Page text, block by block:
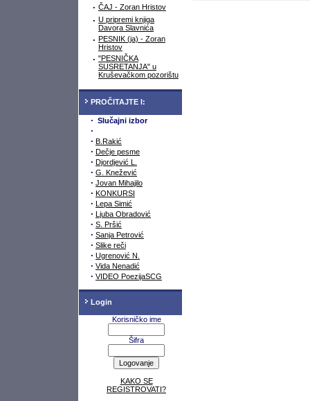
· ČAJ - Zoran Hristov
· U pripremi knjiga
Davora Slavnića
· PESNIK (ja) - Zoran
Hristov
· "PESNIČKA
SUSRETANJA" u
Kruševačkom pozorištu
PROČITAJTE I:
· Slučajni izbor
·
· B.Rakić
· Dečje pesme
· Djordjević L.
· G. Knežević
· Jovan Mihajilo
· KONKURSI
· Lepa Simić
· Ljuba Obradović
· S. Pršić
· Sanja Petrović
· Slike reči
· Ugrenović N.
· Vida Nenadić
· VIDEO PoezijaSCG
Login
Korisničko ime
Šifra
KAKO SE
REGISTROVATI?